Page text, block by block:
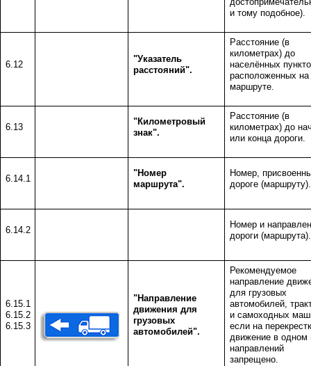
и тому подобное).
6.12
"Указатель
расстояний".
Расстояние (в
километрах) до
населённых
расположенных на
маршруте.
6.13
"Километровый
знак".
Расстояние (в
километрах) до
или конца дороги.
6.14.1
"Номер
маршрута".
Номер,
дороге (маршруту).
6.14.2
Номер и
дороги (маршрута).
6.15.1
6.15.2
6.15.3
"Направление
движения для
грузовых
автомобилей".
Рекомендуемое
направление
для грузовых
автомобилей,
и самоходных
если на
движение в одном
направлений
запрещено.